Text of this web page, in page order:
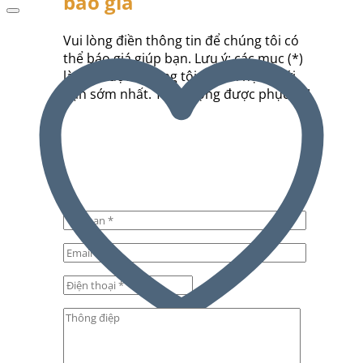
Vui lòng điền thông tin để chúng tôi có
thể báo giá giúp bạn. Lưu ý: các mục (*)
là bắt buộc. Chúng tôi sẽ liên hệ lại với
bạn sớm nhất. Trân trọng được phục vụ!